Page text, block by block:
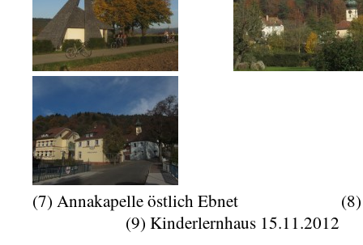
(7) Annakapelle östlich Ebnet
(9) Kinderlernhaus 15.11.2012